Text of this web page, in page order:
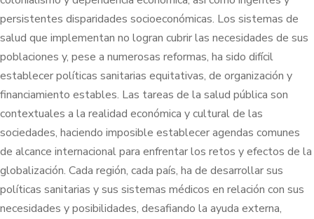
persistentes disparidades socioeconómicas. Los sistemas de
salud que implementan no logran cubrir las necesidades de sus
poblaciones y, pese a numerosas reformas, ha sido difícil
establecer políticas sanitarias equitativas, de organización y
financiamiento estables. Las tareas de la salud pública son
contextuales a la realidad económica y cultural de las
sociedades, haciendo imposible establecer agendas comunes
de alcance internacional para enfrentar los retos y efectos de la
globalización. Cada región, cada país, ha de desarrollar sus
políticas sanitarias y sus sistemas médicos en relación con sus
necesidades y posibilidades, desafiando la ayuda externa,